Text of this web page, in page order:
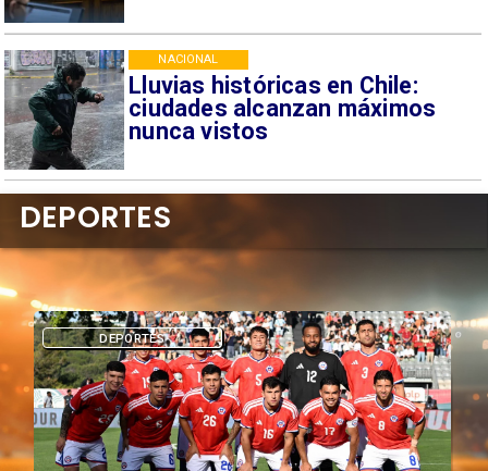
Lluvias históricas en Chile:
ciudades alcanzan máximos
nunca vistos
NACIONAL
DEPORTES
DEPORTES